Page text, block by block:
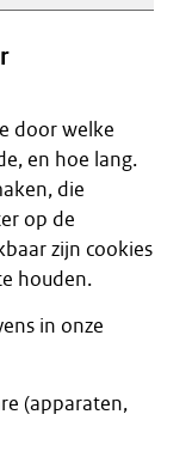
door welke
en hoe lang.
die
op de
zijn cookies
houden.
in onze
(apparaten,